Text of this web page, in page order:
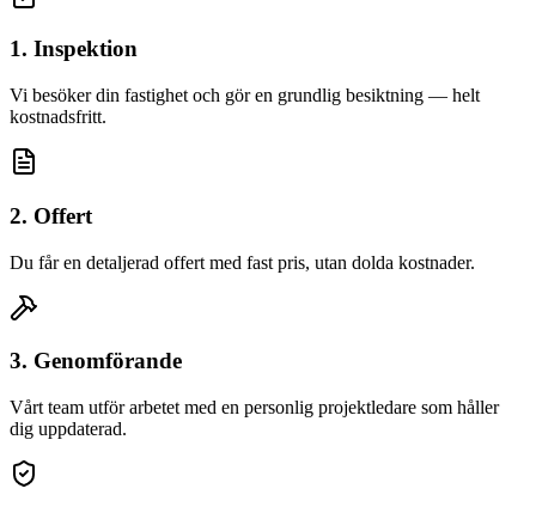
1. Inspektion
Vi besöker din fastighet och gör en grundlig besiktning — helt
kostnadsfritt.
2. Offert
Du får en detaljerad offert med fast pris, utan dolda kostnader.
3. Genomförande
Vårt team utför arbetet med en personlig projektledare som håller
dig uppdaterad.